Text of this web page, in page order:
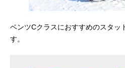
ベンツCクラスにおすすめのスタッ
す。